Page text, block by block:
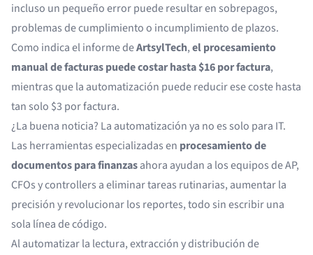
incluso un pequeño error puede resultar en sobrepagos,
problemas de cumplimiento o incumplimiento de plazos.
Como indica el informe deArtsylTech,el procesamiento
manual de facturas puede costar hasta $16 por factura,
mientras que la automatización puede reducir ese coste hasta
tan solo $3 por factura.
¿La buena noticia? La automatización ya no es solo para IT.
Las herramientas especializadas en procesamiento de
documentos para finanzasahora ayudan a los equipos de AP,
CFOs y controllers a eliminar tareas rutinarias, aumentar la
precisión y revolucionar los reportes, todo sin escribir una
sola línea de código.
Al automatizar la lectura, extracción y distribución de